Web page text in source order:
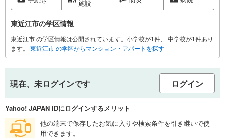
施設
東近江市の学区情報
東近江市 の学区情報は公開されています。小学校が1件、 中学校が1件あり
ます。
東近江市 の学区からマンション・アパートを探す
現在、未ログインです ログイン
Yahoo! JAPAN IDにログインするメリット
他の端末で保存したお気に入りや検索条件を引き継いで使
用できます。